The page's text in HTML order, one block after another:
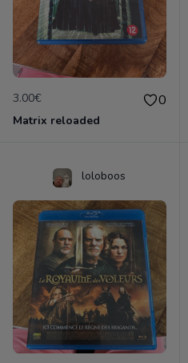
3.00€ 0
Matrix reloaded
loloboos